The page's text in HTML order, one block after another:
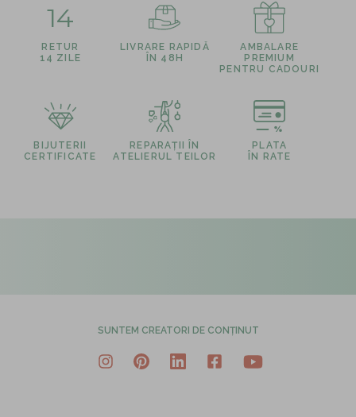
14
RETUR
14 ZILE
LIVRARE RAPIDĂ
ÎN 48H
AMBALARE
PREMIUM
PENTRU CADOURI
BIJUTERII
CERTIFICATE
REPARAȚII ÎN
ATELIERUL TEILOR
PLATA
ÎN RATE
SUNTEM CREATORI DE CONȚINUT